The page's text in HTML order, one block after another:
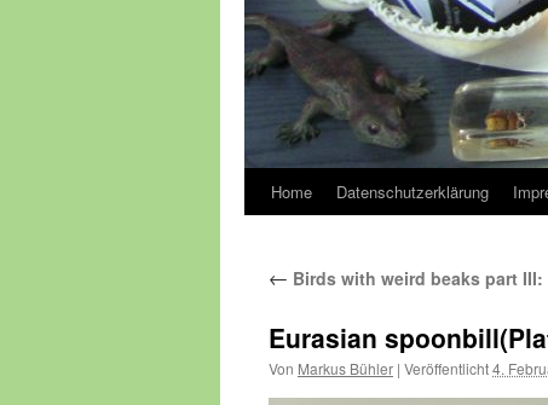
Home Datenschutzerklärung
← Birds with weird beaks part
Eurasian
Von Markus Bühler | Veröffentlicht4.